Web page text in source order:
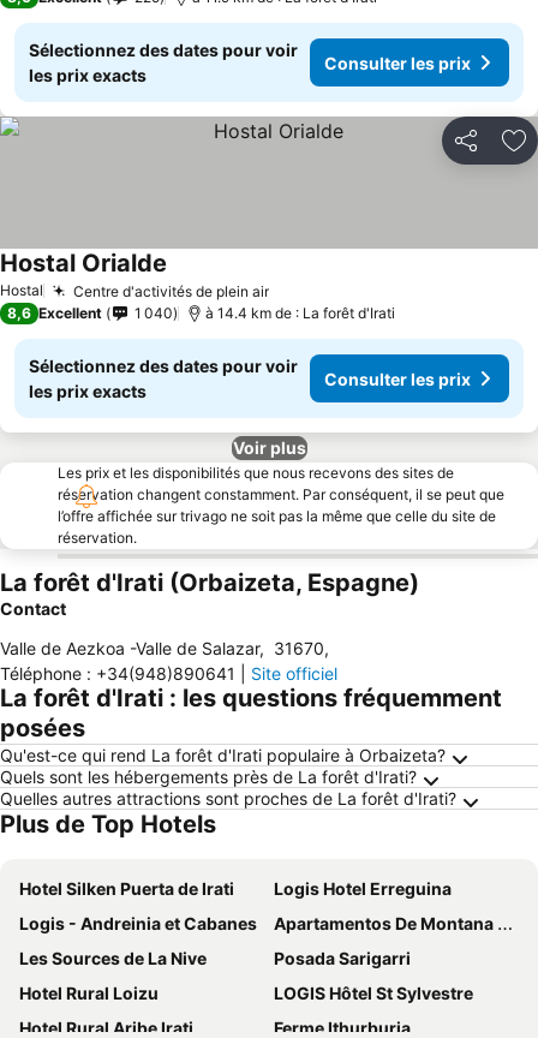
Sélectionnez des dates pour voir
les prix exacts
Consulter les prix
Partager
Hostal Centre d'activités de plein air
Hostal Orialde
8,6 Excellent 1 040 à 14.4 km de : La forêt d'Irati
Sélectionnez des dates pour voir
les prix exacts
Consulter les prix
Voir plus
Les prix et les disponibilités que nous recevons des sites de
réservation changent constamment. Par conséquent, il se peut que
l’offre affichée sur trivago ne soit pas la même que celle du site de
réservation.
La forêt d'Irati (Orbaizeta, Espagne)
Contact
Valle de Aezkoa -Valle de Salazar, 31670,
Téléphone : +34(948)890641 Site officiel
La forêt d'Irati : les questions fréquemment
posées
Qu'est-ce qui rend La forêt d'Irati populaire à Orbaizeta?
Quels sont les hébergements près de La forêt d'Irati?
Quelles autres attractions sont proches de La forêt d'Irati?
Plus de Top Hotels
Hotel Silken Puerta de Irati
Logis Hotel Erreguina
Logis - Andreinia et Cabanes
Apartamentos De Montana Mendiola
Les Sources de La Nive
Posada Sarigarri
Hotel Rural Loizu
LOGIS Hôtel St Sylvestre
Hotel Rural Aribe Irati
Ferme Ithurburia